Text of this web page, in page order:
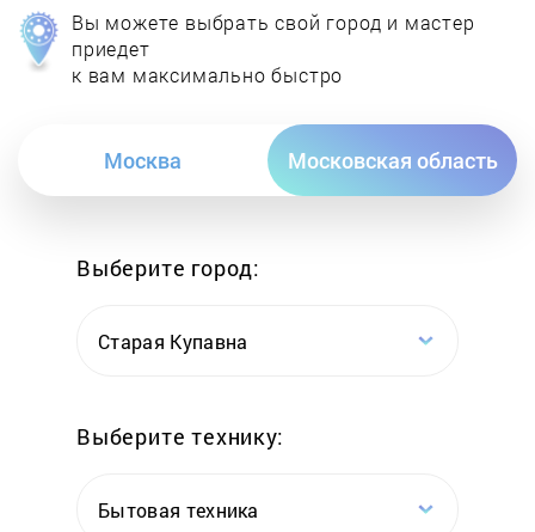
HB
ILVE
Ilvito
Вы можете выбрать свой город и мастер
приедет
к вам максимально быстро
Москва Московская область
Выберите город:
Старая Купавна
Выберите технику:
Бытовая техника